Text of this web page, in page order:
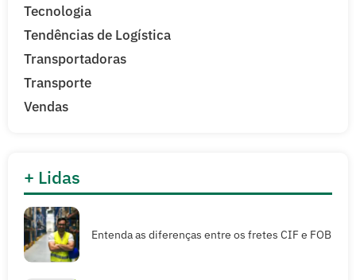
Tecnologia
Tendências de Logística
Transportadoras
Transporte
Vendas
+ Lidas
Entenda as diferenças entre os fretes CIF e FOB